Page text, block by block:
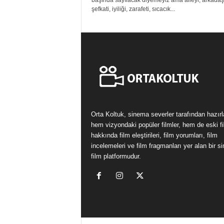
şefkati, iyiliği, zarafeti, sıcacık...
Orta Koltuk, sinema severler tarafından
hem vizyondaki popüler filmler, hem de eski
hakkında film eleştirileri, film yorumları, film
incelemeleri ve film fragmanları yer alan bir
film platformudur.